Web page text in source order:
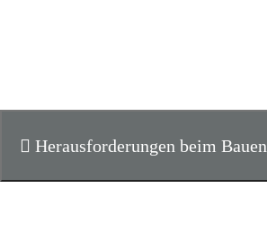
Herausforderungen beim Bauen